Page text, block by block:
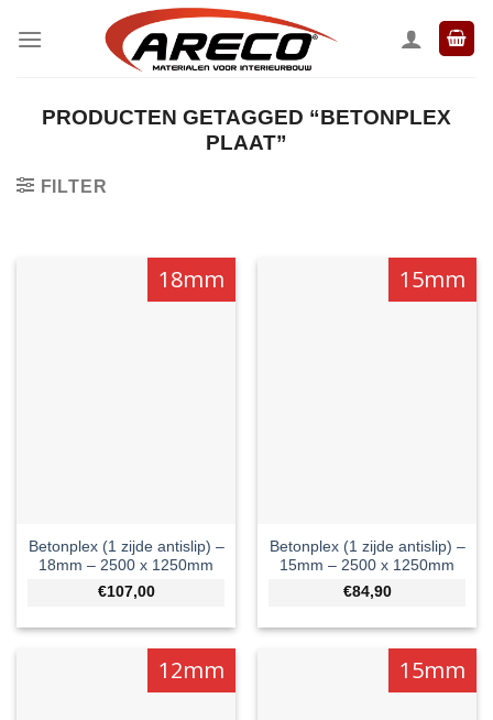
naar
PRODUCTEN GETAGGED “BETONPLEX
PLAAT”
FILTER
18mm
Betonplex (1 zijde antislip) –
18mm – 2500 x 1250mm
€107,00
15mm
Betonplex (1 zijde antislip) –
15mm – 2500 x 1250mm
€84,90
12mm 15mm